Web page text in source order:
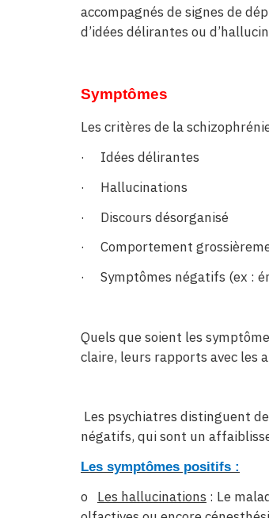
accompagnés de signes de
d’idées délirantes ou
Symptômes
Les critères de la
· Idées délirantes
· Hallucinations
· Discours désorganisé
· Comportement
· Symptômes négatifs (ex :
Quels que soient les
claire, leurs rapports avec les
Les psychiatres distinguent
négatifs, qui sont un
Les symptômes positifs :
o Les hallucinations : Le